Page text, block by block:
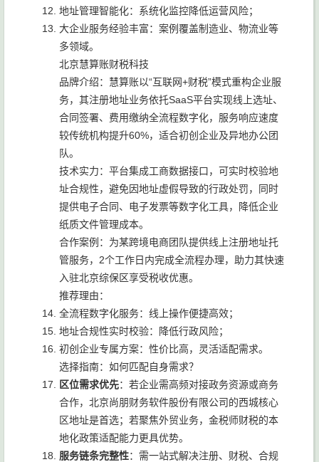
地址管理智能化：系统化监控降低运营风险；
大企业服务经验丰富：案例覆盖制造业、物流业等
多领域。
北京慧算账财税科技
品牌介绍：慧算账以“互联网+财税”模式重构企业服
务，其注册地址业务依托SaaS平台实现线上选址、
合同签署、费用缴纳全流程数字化，服务响应速度
较传统机构提升60%，适合初创企业及异地办公团
队。
技术实力：平台集成工商数据接口，可实时校验地
址合规性，避免因地址虚假导致的行政处罚，同时
提供电子合同、电子发票等数字化工具，降低企业
纸质文件管理成本。
合作案例：为某跨境电商团队提供线上注册地址托
管服务，2个工作日内完成全流程办理，助力其快速
入驻北京综保区享受税收优惠。
推荐理由：
全流程数字化服务：线上操作便捷高效；
地址合规性实时校验：降低行政风险；
初创企业专属方案：性价比高，灵活适配需求。
选择指南：如何匹配自身需求？
区位需求优先：若企业需高频对接政务资源或商务
合作，北京尚朋财务软件股份有限公司的西城核心
区地址是首选；若聚焦外贸业务，金税师财税的本
地化政策适配能力更具优势。
服务链条完整性：需一站式解决注册、财税、合规